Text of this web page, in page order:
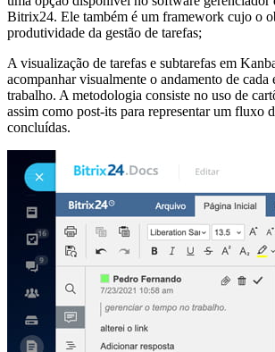
Bitrix24. Ele também é um framework cujo o
produtividade da gestão de tarefas;
A visualização de tarefas e subtarefas em
acompanhar visualmente o andamento de
trabalho. A metodologia consiste no uso de
assim como post-its para representar um fluxo
concluídas.